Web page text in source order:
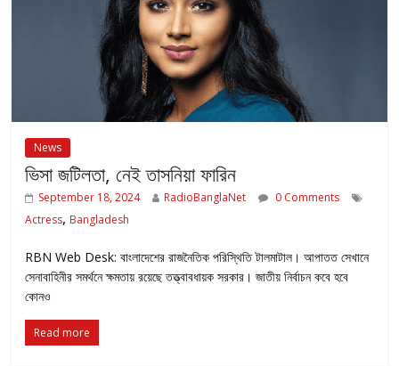
News
ভিসা জটিলতা, নেই তাসনিয়া ফারিন
September 18, 2024 RadioBanglaNet
0 Comments
Actress, Bangladesh
RBN Web Desk: বাংলাদেশের রাজনৈতিক পরিস্থিতি টালমাটাল। আপাতত সেখানে
সেনাবাহিনীর সমর্থনে ক্ষমতায় রয়েছে তত্ত্বাবধায়ক সরকার। জাতীয় নির্বাচন কবে হবে
কোনও
Read more